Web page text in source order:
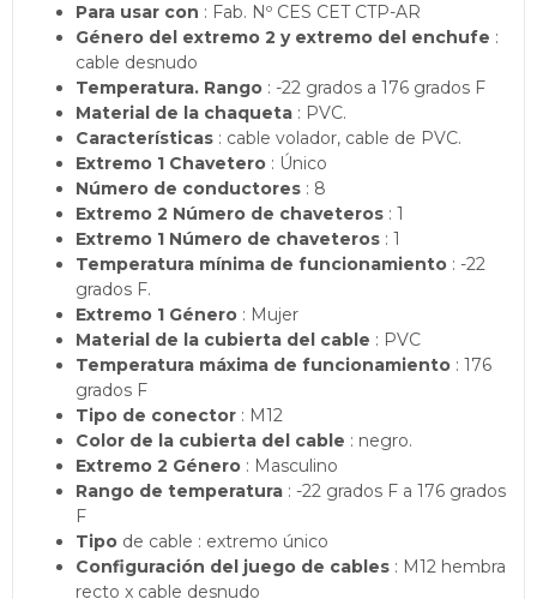
Para usar con : Fab. Nº CES CET CTP-AR
Género del extremo 2 y extremo del enchufe :
cable desnudo
Temperatura. Rango : -22 grados a 176 grados F
Material de la chaqueta : PVC.
Características : cable volador, cable de PVC.
Extremo 1 Chavetero : Único
Número de conductores : 8
Extremo 2 Número de chaveteros : 1
Extremo 1 Número de chaveteros : 1
Temperatura mínima de funcionamiento : -22
grados F.
Extremo 1 Género : Mujer
Material de la cubierta del cable : PVC
Temperatura máxima de funcionamiento : 176
grados F
Tipo de conector : M12
Color de la cubierta del cable : negro.
Extremo 2 Género : Masculino
Rango de temperatura : -22 grados F a 176 grados
F
Tipo de cable : extremo único
Configuración del juego de cables : M12 hembra
recto x cable desnudo